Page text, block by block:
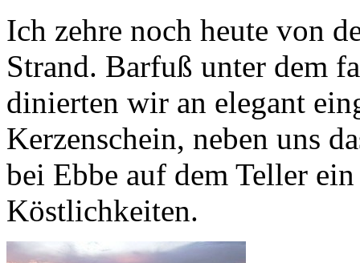
Ich zehre noch heute von
Strand. Barfuß unter dem
dinierten wir an elegant
Kerzenschein, neben uns
bei Ebbe auf dem Teller
Köstlichkeiten.